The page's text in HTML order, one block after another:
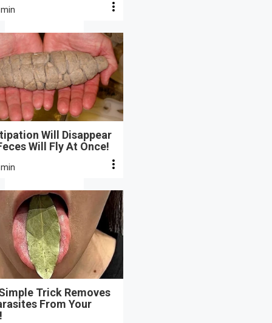
Will Disappear
Will Fly At Once!
Trick Removes
From Your